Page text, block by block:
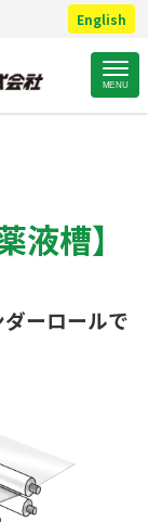
English
MENU
液槽】
ーロールで